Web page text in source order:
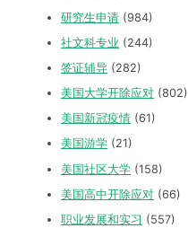
研究生申请 (984)
社文科专业 (244)
签证辅导 (282)
美国大学开除应对 (802)
美国新冠疫情 (61)
美国游学 (21)
美国社区大学 (158)
美国高中开除应对 (66)
职业发展和实习 (557)